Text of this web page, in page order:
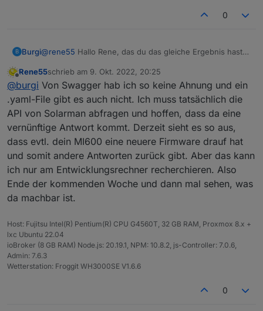
0
B Burgi@rene55 Hallo Rene, das du das gleiche Ergebnis hast
Das du dich gleich dran gesetzt hast finde ich super.
Herzlichen Dank!
P.S.: Gibt es zu der API eigentlich ein yaml-File, das man
in Swagger einlesen kann, oder direkt Swagger?
Das wäre sicher hilfreich.
Arbeiten die mit json oder xml oder noch was anderes?
Offline
Rene55schrieb am 9. Okt. 2022, 20:25
zuletzt editiert von
@burgi Von Swagger hab ich so keine Ahnung und ein
.yaml-File gibt es auch nicht. Ich muss tatsächlich die
API von Solarman abfragen und hoffen, dass da eine
vernünftige Antwort kommt. Derzeit sieht es so aus,
dass evtl. dein MI600 eine neuere Firmware drauf hat
und somit andere Antworten zurück gibt. Aber das kann
ich nur am Entwicklungsrechner recherchieren. Also
Ende der kommenden Woche und dann mal sehen, was
da machbar ist.
Host: Fujitsu Intel(R) Pentium(R) CPU G4560T, 32 GB RAM, Proxmox 8.x +
lxc Ubuntu 22.04
ioBroker (8 GB RAM) Node.js: 20.19.1, NPM: 10.8.2, js-Controller: 7.0.6,
Admin: 7.6.3
Wetterstation: Froggit WH3000SE V1.6.6
0